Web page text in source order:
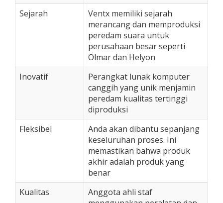
Sejarah
Ventx memiliki sejarah
merancang dan memproduksi
peredam suara untuk
perusahaan besar seperti
Olmar dan Helyon
Inovatif
Perangkat lunak komputer
canggih yang unik menjamin
peredam kualitas tertinggi
diproduksi
Fleksibel
Anda akan dibantu sepanjang
keseluruhan proses. Ini
memastikan bahwa produk
akhir adalah produk yang
benar
Kualitas
Anggota ahli staf